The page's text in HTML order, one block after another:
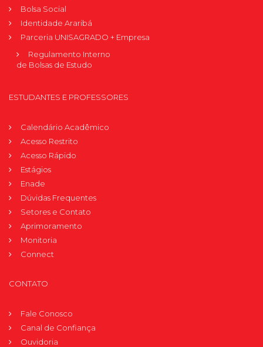
Bolsa Social
Identidade Araribá
Parceria UNISAGRADO + Empresa
Regulamento Interno
de Bolsas de Estudo
ESTUDANTES E PROFESSORES
Calendário Acadêmico
Acesso Restrito
Acesso Rápido
Estágios
Enade
Dúvidas Frequentes
Setores e Contato
Aprimoramento
Monitoria
Connect
CONTATO
Fale Conosco
Canal de Confiança
Ouvidoria